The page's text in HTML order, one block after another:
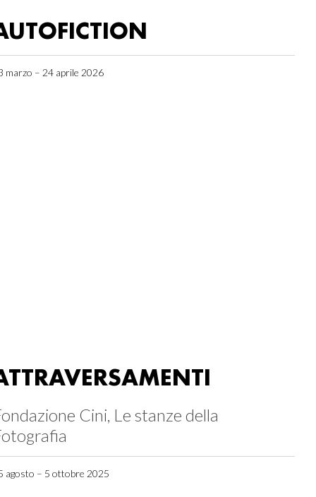
marzo – 24 aprile 2026
Cini, Le stanze della
agosto – 5 ottobre 2025